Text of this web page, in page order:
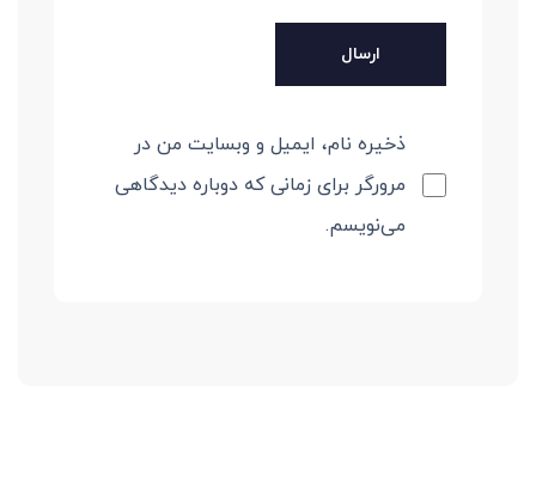
ذخیره نام، ایمیل و وبسایت من در
مرورگر برای زمانی که دوباره دیدگاهی
می‌نویسم.